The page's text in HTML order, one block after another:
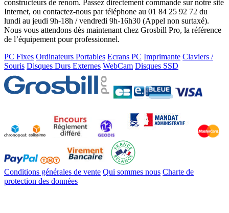
constructeurs de renom. Passez directement commande sur notre site
Internet, ou contactez-nous par téléphone au 01 84 25 92 72 du
lundi au jeudi 9h-18h / vendredi 9h-16h30 (Appel non surtaxé).
Nous vous attendons dès maintenant chez Grosbill Pro, la référence
de l’équipement pour professionnel.
PC Fixes Ordinateurs Portables Ecrans PC Imprimante Claviers /
Souris Disques Durs Externes WebCam Disques SSD
Conditions générales de vente Qui sommes nous Charte de
protection des données